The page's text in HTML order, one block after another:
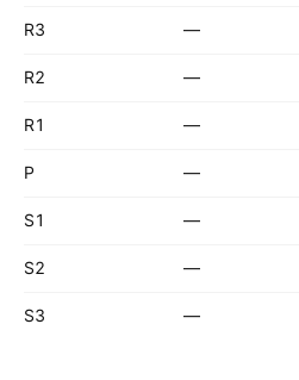
R3 —
R2 —
R1 —
P —
S1 —
S2 —
S3 —